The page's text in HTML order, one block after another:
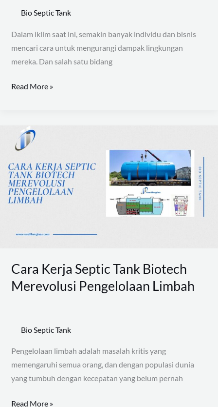
Bio Septic Tank
Dalam iklim saat ini, semakin banyak individu dan bisnis
mencari cara untuk mengurangi dampak lingkungan
mereka. Dan salah satu bidang
Read More »
Cara Kerja Septic Tank Biotech
Merevolusi Pengelolaan Limbah
Bio Septic Tank
Pengelolaan limbah adalah masalah kritis yang
memengaruhi semua orang, dan dengan populasi dunia
yang tumbuh dengan kecepatan yang belum pernah
Cara
Kerja
Tank
Biotech
Merevolusi
Read More »